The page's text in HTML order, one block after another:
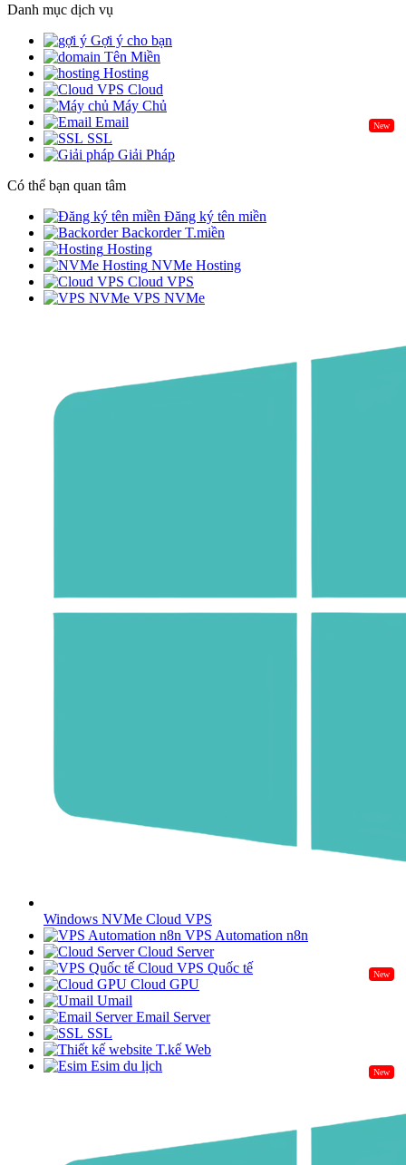
Danh mục dịch vụ
Gợi ý cho bạn
Tên Miền
Hosting
Cloud
Máy Chủ
New
Email
SSL
Giải Pháp
Có thể bạn quan tâm
Đăng ký tên miền
Backorder T.miền
Hosting
NVMe Hosting
Cloud VPS
VPS NVMe
Windows NVMe Cloud VPS
VPS Automation n8n
Cloud Server
Cloud VPS Quốc tế
New
Cloud GPU
Umail
Email Server
SSL
T.kế Web
Esim du lịch
New